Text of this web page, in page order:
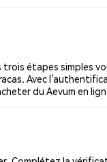
trois étapes simples
Avec
du Aevum en